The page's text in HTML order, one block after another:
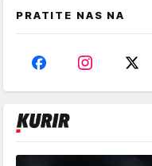
PRATITE NAS NA